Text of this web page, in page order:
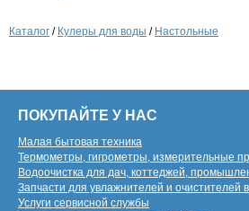
Каталог / Кулеры для воды / Настольные
ПОКУПАЙТЕ У НАС
Малая бытовая техника
Термометры, гигрометры, измерительные
Водоочистка для дач, коттеджей,
Запчасти для увлажнителей и очистителей
Услуги сервисной службы